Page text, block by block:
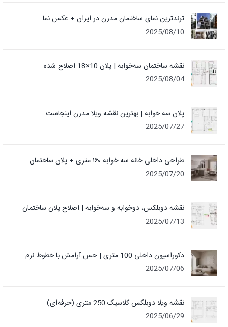
ترندترین نمای ساختمان مدرن در ایران + عکس نما
2025/08/10
نقشه ساختمان سه‌خوابه | پلان 10×18 اصلاح شده
2025/08/04
پلان سه خوابه | بهترین نقشه ویلا مدرن اینجاست
2025/07/27
طراحی داخلی خانه سه خوابه ۱۶۰ متری + پلان ساختمان
2025/07/20
نقشه دوبلکس، دوخوابه و سه‌خوابه | اصلاح پلان ساختمان
2025/07/13
دکوراسیون داخلی 100 متری | حس آرامش با خطوط نرم
2025/07/06
نقشه ویلا دوبلکس کلاسیک 250 متری (حرفه‌ای)
2025/06/29